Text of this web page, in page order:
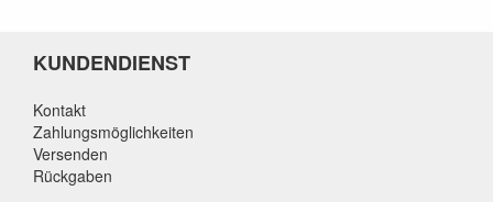
KUNDENDIENST
Kontakt
Zahlungsmöglichkeiten
Versenden
Rückgaben